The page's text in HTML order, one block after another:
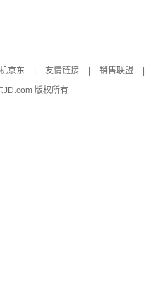
京东 友情链接 销售联盟
JD.com 版权所有